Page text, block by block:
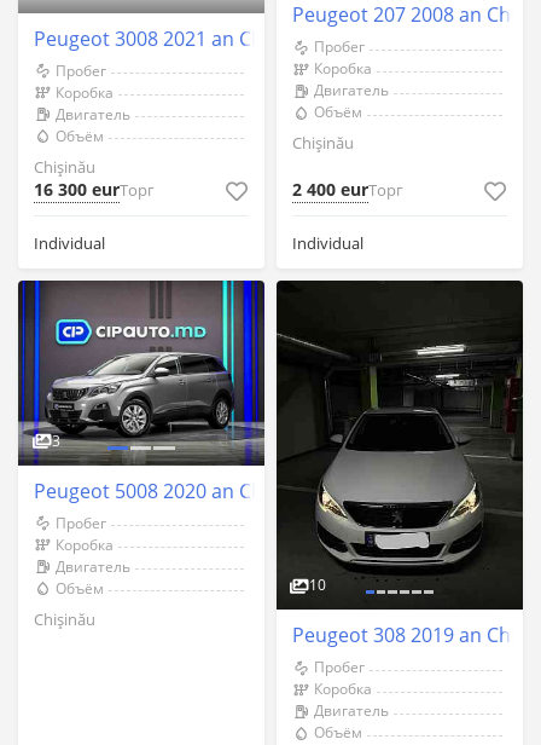
Peugeot 3008 2021 an Chişinău
Пробег
Коробка
Двигатель
Объём
Chişinău
16 300 eurТорг
Individual
Peugeot 207 2008 an
Пробег
Коробка
Двигатель
Объём
Chişinău
2 400 eurТорг
Individual
3
Peugeot 5008 2020 an Chişinău
Пробег
Коробка
Двигатель
Объём
Chişinău
10
Peugeot 308 2019 an
Пробег
Коробка
Двигатель
Объём